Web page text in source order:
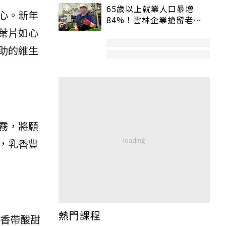
。新年
片如心
的維生
，將願
乳香豐
帶酸甜
65歲以上就業人口暴增
84%！雲林企業搶留老員
熱門課程